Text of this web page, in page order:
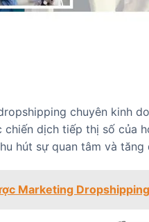
chuyên kinh
chiến dịch tiếp thị số của
hút sự quan tâm và tăng
Marketing